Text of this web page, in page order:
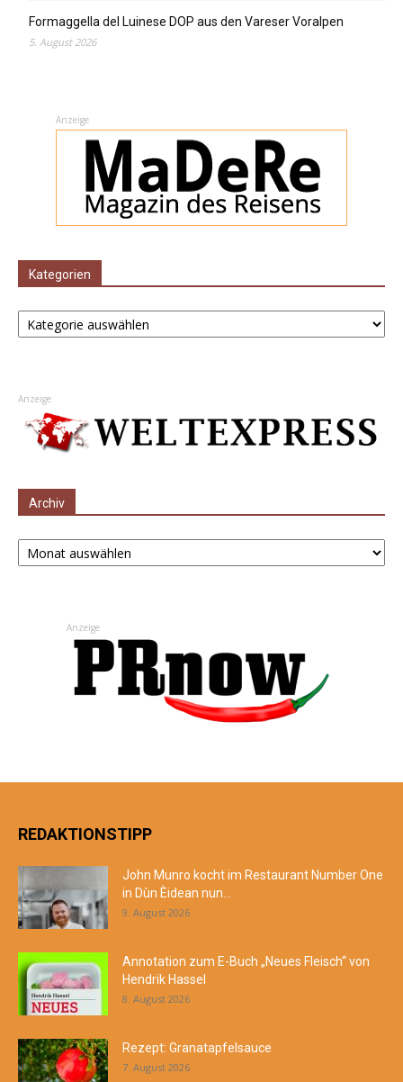
Formaggella del Luinese DOP aus den Vareser Voralpen
5. August 2026
Anzeige
Kategorien
Kategorien
Anzeige
Archiv
Archiv
Anzeige
REDAKTIONSTIPP
John Munro kocht im Restaurant Number One
in Dùn Èidean nun...
9. August 2026
Annotation zum E-Buch „Neues Fleisch“ von
Hendrik Hassel
8. August 2026
Rezept: Granatapfelsauce
7. August 2026